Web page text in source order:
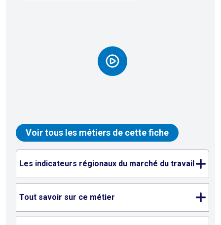
Voir tous les métiers de cette fiche
Les indicateurs régionaux du marché du travail
Tout savoir sur ce métier